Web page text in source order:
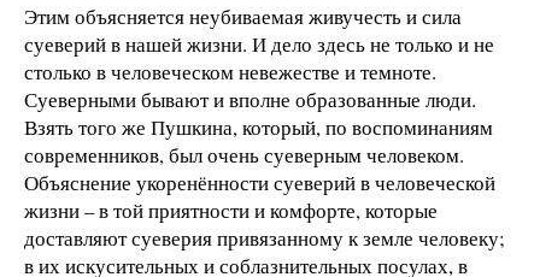
Этим объясняется неубиваемая живучесть и сила
суеверий в нашей жизни. И дело здесь не только и не
столько в человеческом невежестве и темноте.
Суеверными бывают и вполне образованные люди.
Взять того же Пушкина, который, по воспоминаниям
современников, был очень суеверным человеком.
Объяснение укоренённости суеверий в человеческой
жизни – в той приятности и комфорте, которые
доставляют суеверия привязанному к земле человеку;
в их искусительных и соблазнительных посулах, в